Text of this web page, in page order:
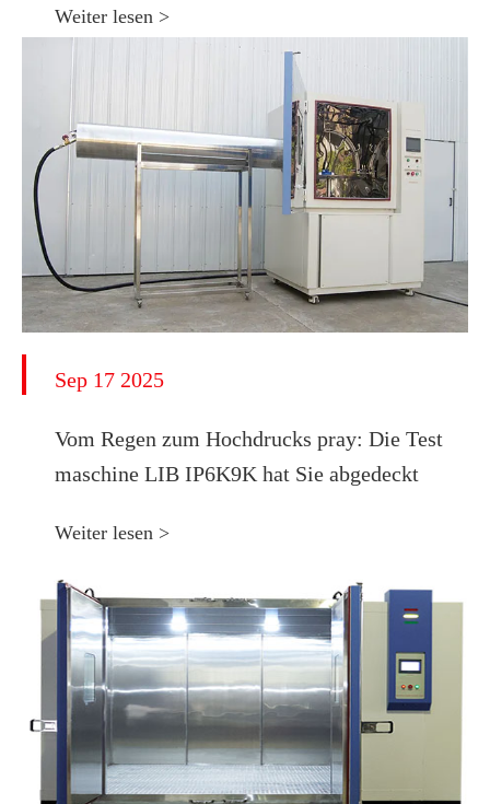
Weiter lesen >
Sep 17 2025
Vom Regen zum Hochdrucks pray: Die Test
maschine LIB IP6K9K hat Sie abgedeckt
Weiter lesen >